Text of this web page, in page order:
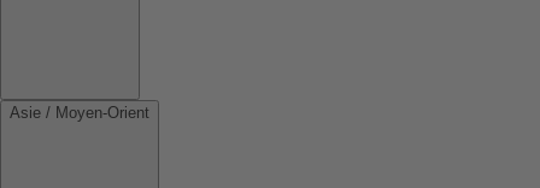
Asie / Moyen-Orient